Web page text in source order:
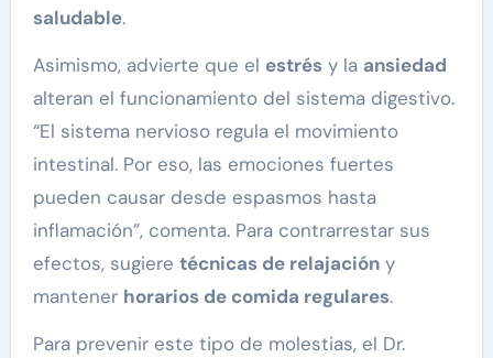
saludable.
Asimismo, advierte que el estrésy la ansiedad
alteran el funcionamiento del sistema digestivo.
“El sistema nervioso regula el movimiento
intestinal. Por eso, las emociones fuertes
pueden causar desde espasmos hasta
inflamación”, comenta. Para contrarrestar sus
efectos, sugiere técnicas de relajacióny
mantener horarios de comida regulares.
Para prevenir este tipo de molestias, el Dr.